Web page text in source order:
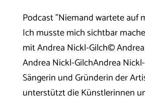
Podcast "Niemand wartete auf
Ich musste mich sichtbar
mit Andrea Nickl-Gilch©
Andrea Nickl-GilchAndrea
Sängerin und Gründerin der
unterstützt die Künstlerinnen